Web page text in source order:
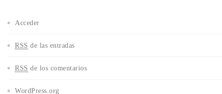
Acceder
RSS de las entradas
RSS de los comentarios
WordPress.org